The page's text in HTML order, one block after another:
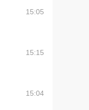
15:05
15:15
15:04